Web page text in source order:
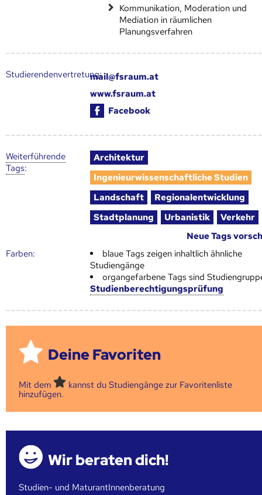
Kommunikation, Moderation und
Mediation in räumlichen
Planungsverfahren
Studierendenvertretung:mail@fsraum.at
www.fsraum.at
Facebook
Weiter­führende
Tags:
Architektur
Ingenieurwissenschaftliche Studien
Landschaft
Regionalentwicklung
Stadtplanung
Urbanistik
Verkehr
Neue Tags
Farben:
blaue Tags zeigen inhaltlich ähnliche
Studiengänge
organgefarbene Tags sind
Studienberechtigungsprüfung
Deine Favoriten
Mit dem
kannst du Studiengänge zur Favoritenliste
hinzufügen.
Wir beraten dich!
Studien- und MaturantInnenberatung